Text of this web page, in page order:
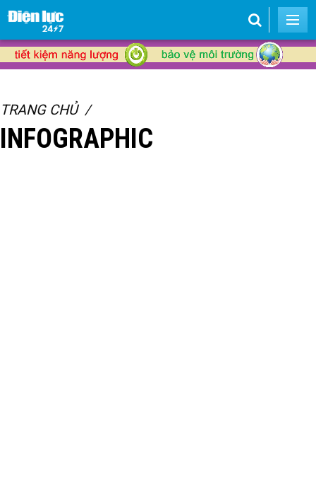
TRANG CHỦ
INFOGRAPHIC